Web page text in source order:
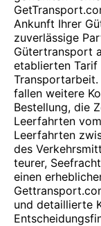
Ankunft Ihrer
zuverlässige
Gütertransport
etablierten Tarif
fallen weitere
Bestellung, die
Leerfahrten
Leerfahrten
des
teurer,
einen
und detaillierte